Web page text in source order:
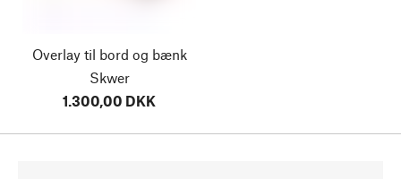
Overlay til bord og bænk
Skwer
1.300,00 DKK